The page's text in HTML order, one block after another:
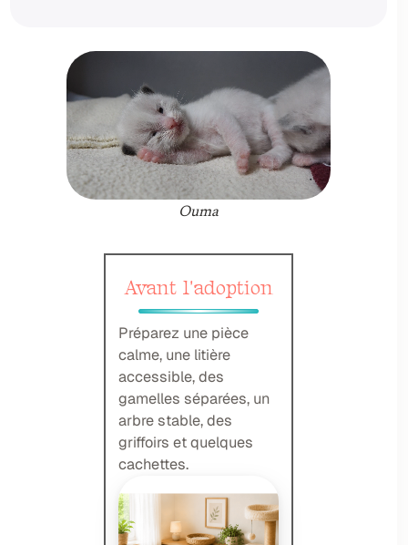
Ouma
Avant l'adoption
Préparez une pièce
calme, une litière
accessible, des
gamelles séparées, un
arbre stable, des
griffoirs et quelques
cachettes.